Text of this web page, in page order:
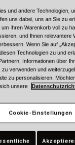
€
und andere Technologien,
uns dabei, uns an Sie zu
Ihren Warenkorb voll zu
und Ihnen relevantere
Wenn Sie auf
Technologien zu und
Informationen über
zu verwenden und
zu personalisieren.
unsere
Cookie-Einstellungen